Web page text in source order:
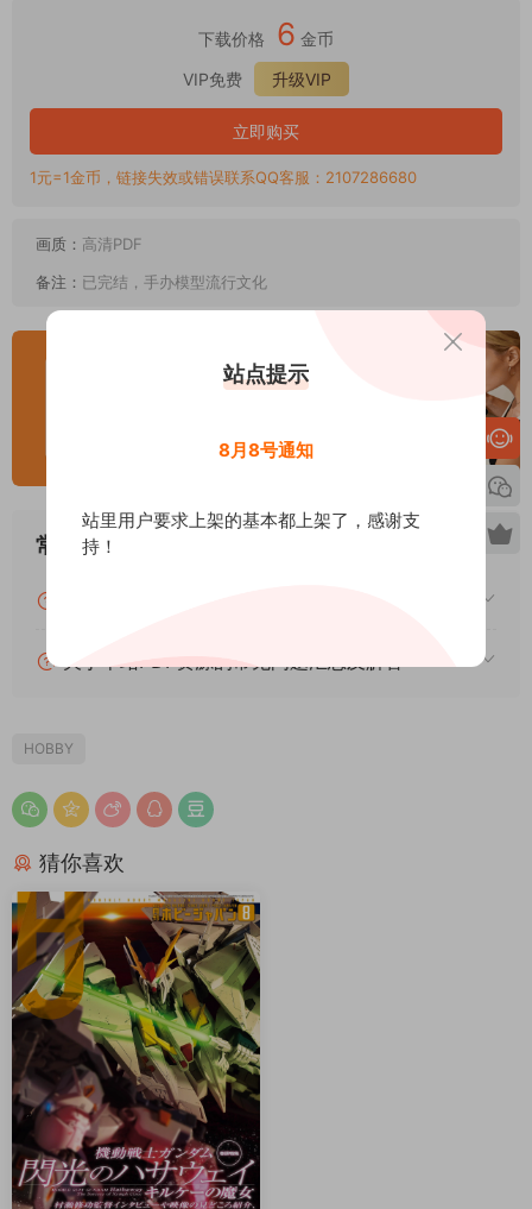
下载价格 6 金币
VIP免费
升级VIP
立即购买
1元=1金币，链接失效或错误联系QQ客服：2107286680
画质： 高清PDF
备注： 已完结，手办模型流行文化
常见问题
HOBBY
猜你喜欢
站点提示
8月8号通知
站里用户要求上架的基本都上架了，感谢支
持！